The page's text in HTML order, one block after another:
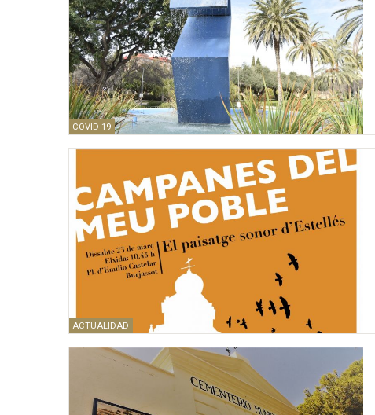
COVID-19
ACTUALIDAD